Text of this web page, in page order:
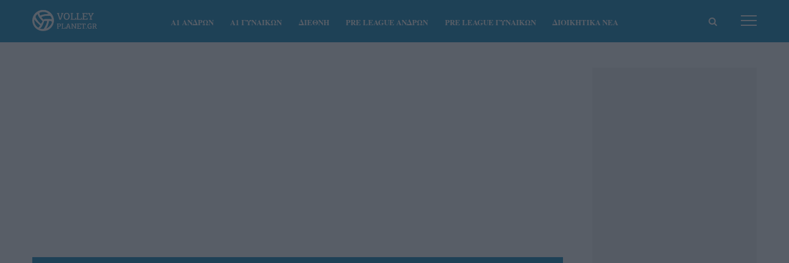
Α1 ΑΝΔΡΩΝ Α1 ΓΥΝΑΙΚΩΝ ΔΙΕΘΝΗ PRE LEAGUE ΑΝΔΡΩΝ PRE LEAGUE ΓΥΝΑΙΚΩΝ ΔΙΟΙΚΗΤΙΚΑ ΝΕΑ